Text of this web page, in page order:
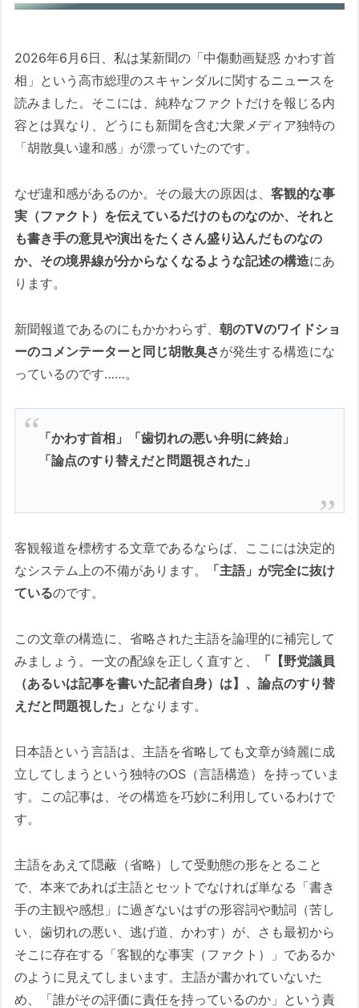
2026年6月6日、私は某新聞の「中傷動画疑惑 かわす首
相」という高市総理のスキャンダルに関するニュースを
読みました。そこには、純粋なファクトだけを報じる内
容とは異なり、どうにも新聞を含む大衆メディア独特の
「胡散臭い違和感」が漂っていたのです。
なぜ違和感があるのか。その最大の原因は、客観的な事
実（ファクト）を伝えているだけのものなのか、それと
も書き手の意見や演出をたくさん盛り込んだものなの
か、その境界線が分からなくなるような記述の構造にあ
ります。
新聞報道であるのにもかかわらず、朝のTVのワイドショ
ーのコメンテーターと同じ胡散臭さが発生する構造にな
っているのです……。
「かわす首相」「歯切れの悪い弁明に終始」
「論点のすり替えだと問題視された」
客観報道を標榜する文章であるならば、ここには決定的
なシステム上の不備があります。
「主語」が完全に抜け
ているのです。
この文章の構造に、省略された主語を論理的に補完して
みましょう。一文の配線を正しく直すと、
「【野党議員
（あるいは記事を書いた記者自身）は】、論点のすり替
えだと問題視した」 となります。
日本語という言語は、主語を省略しても文章が綺麗に成
立してしまうという独特のOS（言語構造）を持っていま
す。この記事は、その構造を巧妙に利用しているわけで
す。
主語をあえて隠蔽（省略）して受動態の形をとること
で、本来であれば主語とセットでなければ単なる「書き
手の主観や感想」に過ぎないはずの形容詞や動詞（苦し
い、歯切れの悪い、逃げ道、かわす）が、さも最初から
そこに存在する「客観的な事実（ファクト）」であるか
のように見えてしまいます。主語が書かれていないた
め、「誰がその評価に責任を持っているのか」という責